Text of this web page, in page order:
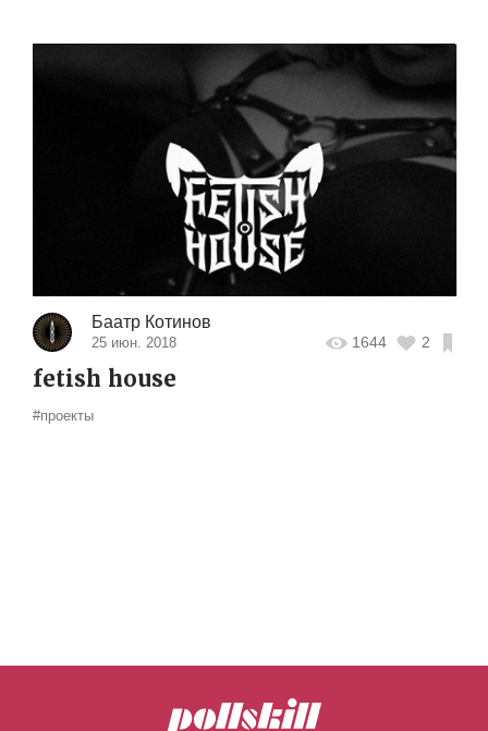
Баатр Котинов
25 июн. 2018 1644 2
fetish house
#проекты